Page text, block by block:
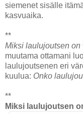
siemenet sisälle
kasvuaika.
**
Miksi laulujoutsen on
muutama ottamani
laulujoutsenen eri
kuulua: Onko
**
Miksi laulujoutsen